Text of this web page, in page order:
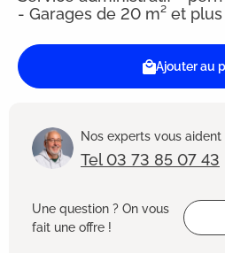
- Garages de 20 m² et plus
Ajouter au
Nos experts vous
Tel 03 73 85 07 43
Une question ? On vous
fait une offre !